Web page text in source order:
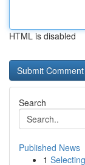
HTML is disabled
Search
Published News
1